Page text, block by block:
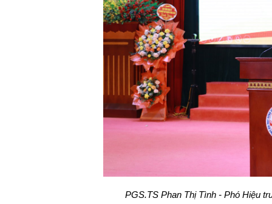
PGS.TS Phan Thị Tình - Phó Hiệu